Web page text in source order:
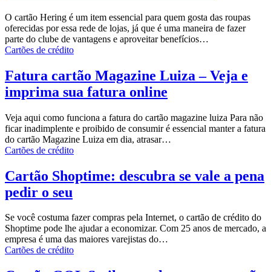
O cartão Hering é um item essencial para quem gosta das roupas
oferecidas por essa rede de lojas, já que é uma maneira de fazer
parte do clube de vantagens e aproveitar benefícios…
Cartões de crédito
Fatura cartão Magazine Luiza – Veja e
imprima sua fatura online
Veja aqui como funciona a fatura do cartão magazine luiza Para não
ficar inadimplente e proibido de consumir é essencial manter a fatura
do cartão Magazine Luiza em dia, atrasar…
Cartões de crédito
Cartão Shoptime: descubra se vale a pena
pedir o seu
Se você costuma fazer compras pela Internet, o cartão de crédito do
Shoptime pode lhe ajudar a economizar. Com 25 anos de mercado, a
empresa é uma das maiores varejistas do…
Cartões de crédito